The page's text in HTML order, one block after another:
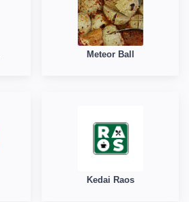
Meteor Ball
Kedai Raos